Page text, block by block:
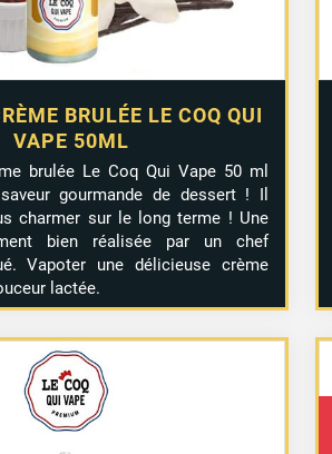
1 avis
BRULÉE LE COQ QUI
VAPE 50ML
brulée Le Coq Qui Vape 50 ml
gourmande de dessert ! Il
charmer sur le long terme ! Une
bien réalisée par un chef
Vapoter une délicieuse crème
lactée.